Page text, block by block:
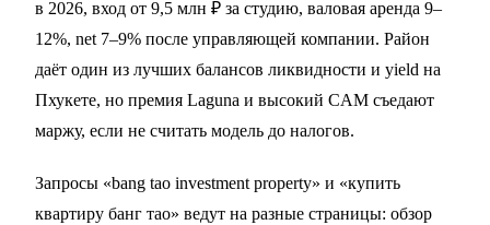
в 2026, вход от 9,5 млн ₽ за студию, валовая аренда 9–
12%, net 7–9% после управляющей компании. Район
даёт один из лучших балансов ликвидности и yield на
Пхукете, но премия Laguna и высокий CAM съедают
маржу, если не считать модель до налогов.
Запросы «bang tao investment property» и «купить
квартиру банг тао» ведут на разные страницы: обзор